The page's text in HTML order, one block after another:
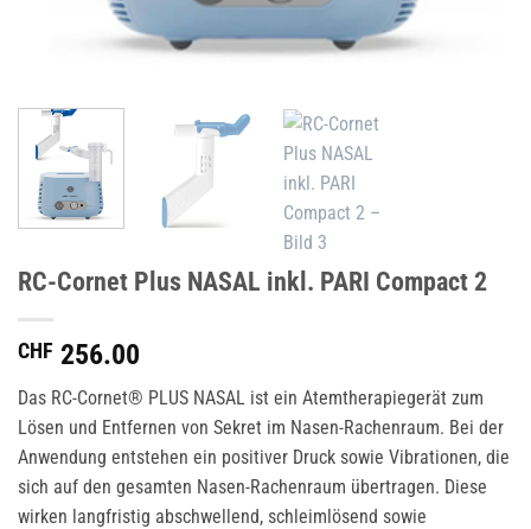
RC-Cornet Plus NASAL inkl. PARI Compact 2
CHF 256.00
Das RC-Cornet® PLUS NASAL ist ein Atemtherapiegerät zum
Lösen und Entfernen von Sekret im Nasen-Rachenraum. Bei der
Anwendung entstehen ein positiver Druck sowie Vibrationen, die
sich auf den gesamten Nasen-Rachenraum übertragen. Diese
wirken langfristig abschwellend, schleimlösend sowie